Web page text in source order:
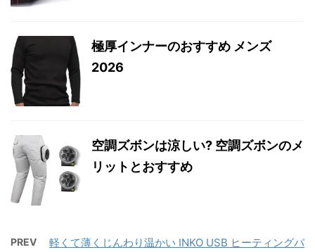
極厚インナーのおすすめ メンズ
2026
空調ズボンは涼しい? 空調ズボンのメ
リットとおすすめ
PREV
軽くて薄くじんわり温かい INKO USB ヒーティングパ